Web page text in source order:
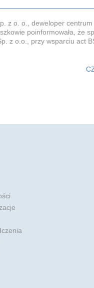
z o. o., deweloper
poinformowała, że
z o.o., przy wsparciu act